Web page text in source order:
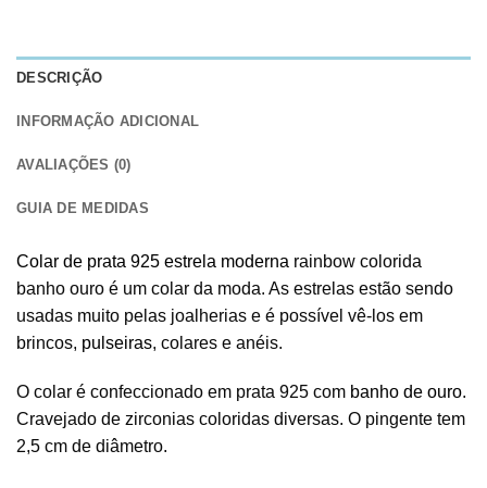
DESCRIÇÃO
INFORMAÇÃO ADICIONAL
AVALIAÇÕES (0)
GUIA DE MEDIDAS
Colar de prata 925 estrela moderna rainbow colorida
banho ouro é um colar da moda. As estrelas estão sendo
usadas muito pelas joalherias e é possível vê-los em
brincos, pulseiras, colares e anéis.
O colar é confeccionado em prata 925 com banho de ouro.
Cravejado de zirconias coloridas diversas. O pingente tem
2,5 cm de diâmetro.